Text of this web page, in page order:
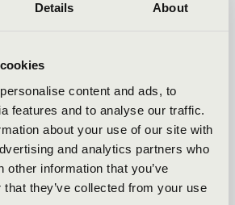
Details About
content and ads, to
features and to analyse our traffic.
about your use of our site with
and analytics partners who
other information that you’ve
they’ve collected from your use